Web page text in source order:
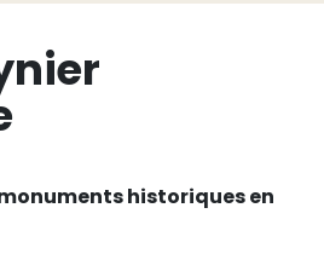
historiques en